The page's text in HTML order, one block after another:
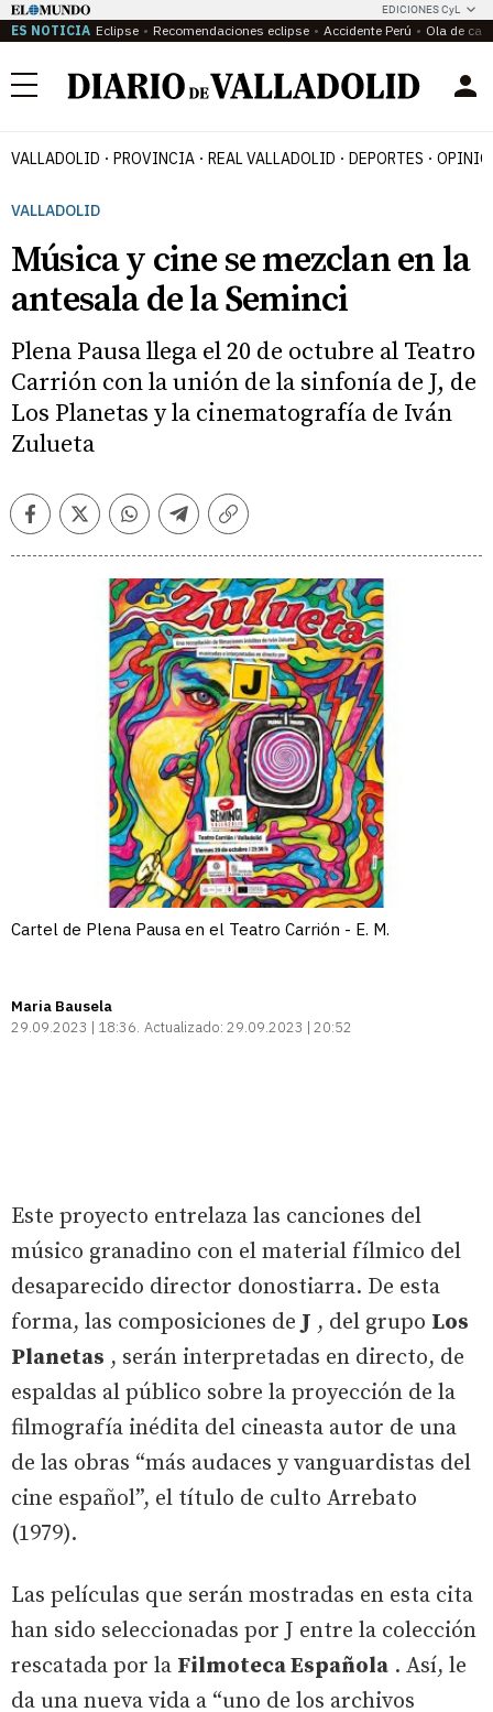
EDICIONES CyL
ES NOTICIA Eclipse Recomendaciones eclipse Accidente Perú Ola de
Menú
VALLADOLID PROVINCIA REAL VALLADOLID DEPORTES
VALLADOLID
Música y cine se mezclan en la
antesala de la Seminci
Plena Pausa llega el 20 de octubre al Teatro
Carrión con la unión de la sinfonía de J, de
Los Planetas y la cinematografía de Iván
Zulueta
FacebookTwitterWhatsappTelegramCopiar
Cartel de Plena Pausa en el Teatro Carrión - E. M.
Maria Bausela
29.09.2023 | 18:36 Actualizado: 29.09.2023 | 20:52
Este proyecto entrelaza las canciones del
músico granadino con el material fílmico del
desaparecido director donostiarra. De esta
forma, las composiciones de J , del grupo Los
Planetas , serán interpretadas en directo, de
espaldas al público sobre la proyección de la
filmografía inédita del cineasta autor de una
de las obras “más audaces y vanguardistas del
cine español”, el título de culto Arrebato
(1979).
Las películas que serán mostradas en esta cita
han sido seleccionadas por J entre la colección
rescatada por la Filmoteca Española . Así, le
da una nueva vida a “uno de los archivos